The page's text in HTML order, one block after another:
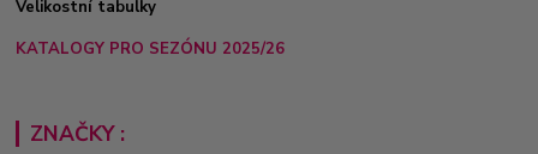
Velikostní tabulky
KATALOGY PRO SEZÓNU 2025/26
ZNAČKY :